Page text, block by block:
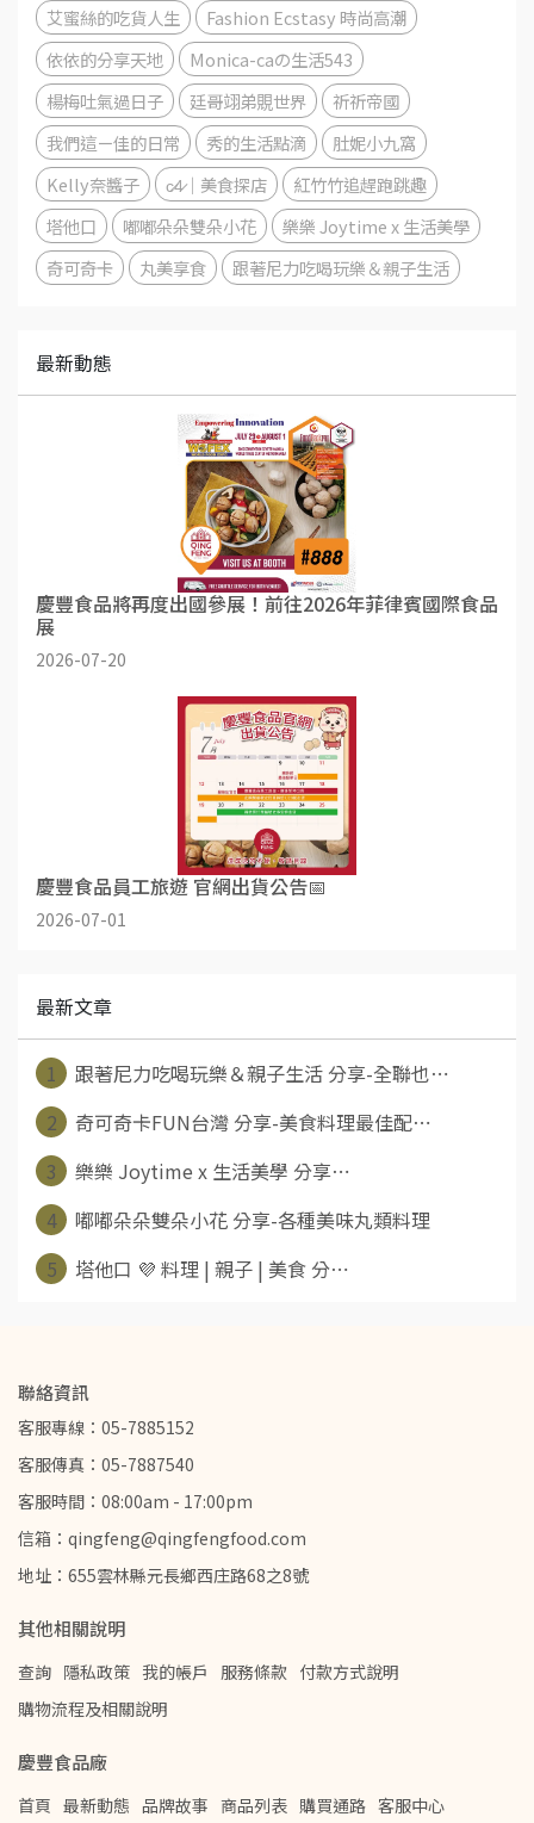
艾蜜絲的吃貨人生
Fashion Ecstasy 時尚高潮
依依的分享天地
Monica-caの生活543
楊梅吐氣過日子
廷哥翊弟覞世界
祈祈帝國
我們這ㄧ佳的日常
秀的生活點滴
肚妮小九窩
Kelly奈醬子
c̷4̷｜美食探店
紅竹竹追趕跑跳趣
塔他口
嘟嘟朵朵雙朵小花
樂樂 Joytime x 生活美學
奇可奇卡
丸美享食 跟著尼力吃喝玩樂＆親子生活
最新動態
慶豐食品將再度出國參展！前往2026年菲律賓國際食品
展
2026-07-20
慶豐食品員工旅遊 官網出貨公告📅
2026-07-01
最新文章
1
跟著尼力吃喝玩樂＆親子生活 分享-全聯也⋯
2
奇可奇卡FUN台灣 分享-美食料理最佳配⋯
3
樂樂 Joytime x 生活美學 分享⋯
4
嘟嘟朵朵雙朵小花 分享-各種美味丸類料理
5
塔他口 💜 料理 | 親子 | 美食 分⋯
聯絡資訊
客服專線：05-7885152
客服傳真：05-7887540
客服時間：08:00am - 17:00pm
信箱：qingfeng@qingfengfood.com
地址：655雲林縣元長鄉西庄路68之8號
其他相關說明
查詢 隱私政策 我的帳戶 服務條款 付款方式說明
購物流程及相關說明
慶豐食品廠
首頁 最新動態 品牌故事 商品列表 購買通路 客服中心